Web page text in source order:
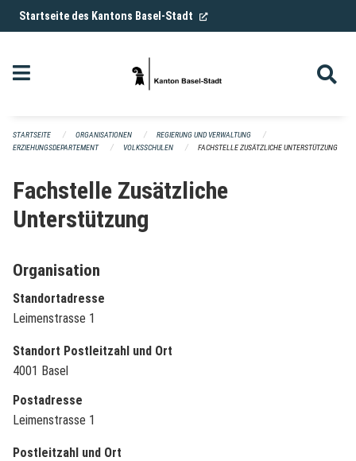
Navigation überspringen
Startseite des Kantons Basel-Stadt (External Link)
STARTSEITE ORGANISATIONEN
REGIERUNG UND VERWALTUNG
ERZIEHUNGSDEPARTEMENT
VOLKSSCHULEN FACHSTELLE ZUSÄTZLICHE UNTERSTÜTZUNG
Fachstelle Zusätzliche
Unterstützung
Organisation
Standortadresse
Leimenstrasse 1
Standort Postleitzahl und Ort
4001 Basel
Postadresse
Leimenstrasse 1
Postleitzahl und Ort